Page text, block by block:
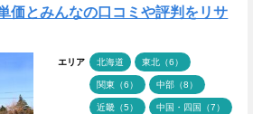
価とみんなの口コミや評判をリサ
エリア 北海道 東北（6）
関東（6） 中部（8）
近畿（5） 中国・四国（7）